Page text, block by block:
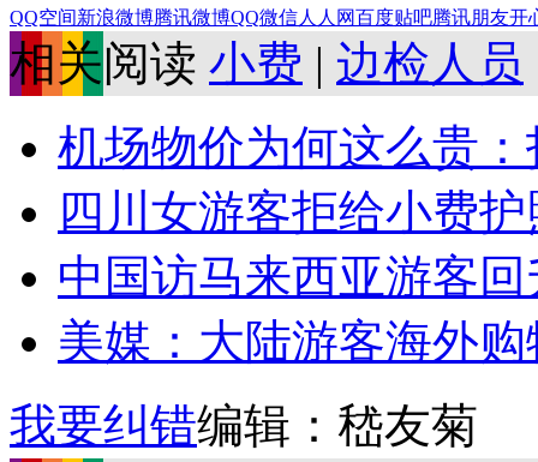
QQ空间新浪微博腾讯微博QQ微信人人网百度贴吧腾讯朋友开
相关阅读 小费 | 边检人员
机场物价为何这么贵
四川女游客拒给小费
中国访马来西亚游客
美媒：大陆游客海外
我要纠错编辑：嵇友菊